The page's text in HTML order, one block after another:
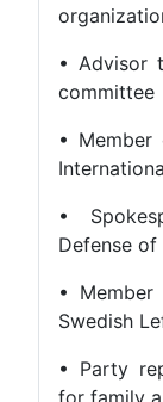
• Advisor
committee
•
•
Defense
•
Swedish
• Party
for family